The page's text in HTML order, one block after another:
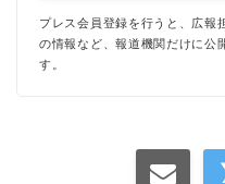
プレス会員登録を行うと、広報
の情報など、報道機関だけに公
す。